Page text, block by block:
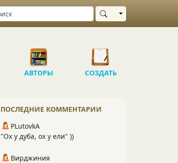
Выбрать область
АВТОРЫ СОЗДАТЬ
ПОСЛЕДНИЕ КОММЕНТАРИИ
PLutоvkА
"Ох у дуба, ох у ели" ))
Вирджиния